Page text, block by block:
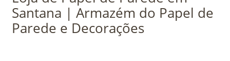
Santana | Armazém do Papel de
Parede e Decorações